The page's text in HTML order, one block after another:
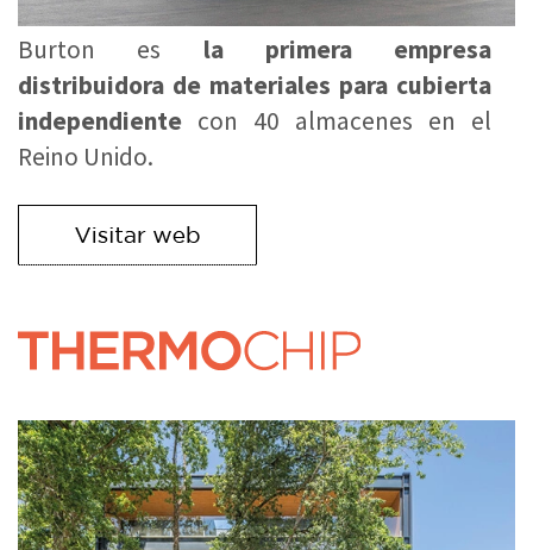
Burton es la primera empresa
distribuidora de materiales para cubierta
independiente con 40 almacenes en el
Reino Unido.